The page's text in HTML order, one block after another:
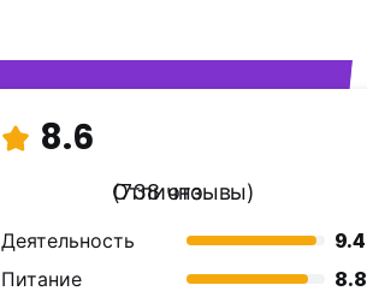
8.6
Отлично
(738 отзывы)
Деятельность
9.4
Питание
8.8